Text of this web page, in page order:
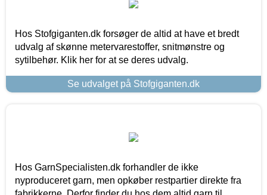
Hos Stofgiganten.dk forsøger de altid at have et bredt
udvalg af skønne metervarestoffer, snitmønstre og
sytilbehør. Klik her for at se deres udvalg.
Se udvalget på Stofgiganten.dk
Hos GarnSpecialisten.dk forhandler de ikke
nyproduceret garn, men opkøber restpartier direkte fra